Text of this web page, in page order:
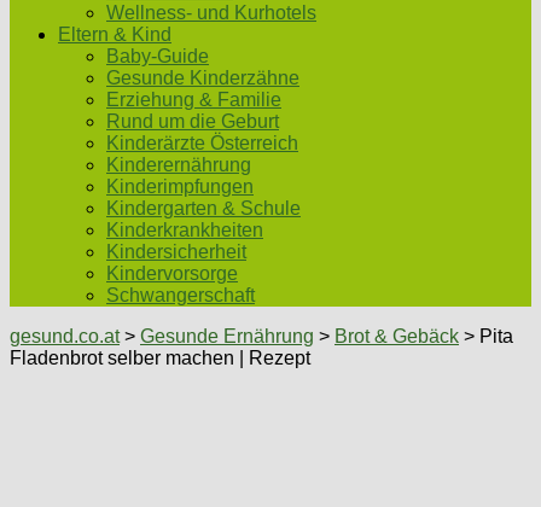
Wellness- und Kurhotels
Eltern & Kind
Baby-Guide
Gesunde Kinderzähne
Erziehung & Familie
Rund um die Geburt
Kinderärzte Österreich
Kinderernährung
Kinderimpfungen
Kindergarten & Schule
Kinderkrankheiten
Kindersicherheit
Kindervorsorge
Schwangerschaft
gesund.co.at> Gesunde Ernährung > Brot & Gebäck > Pita
Fladenbrot selber machen | Rezept